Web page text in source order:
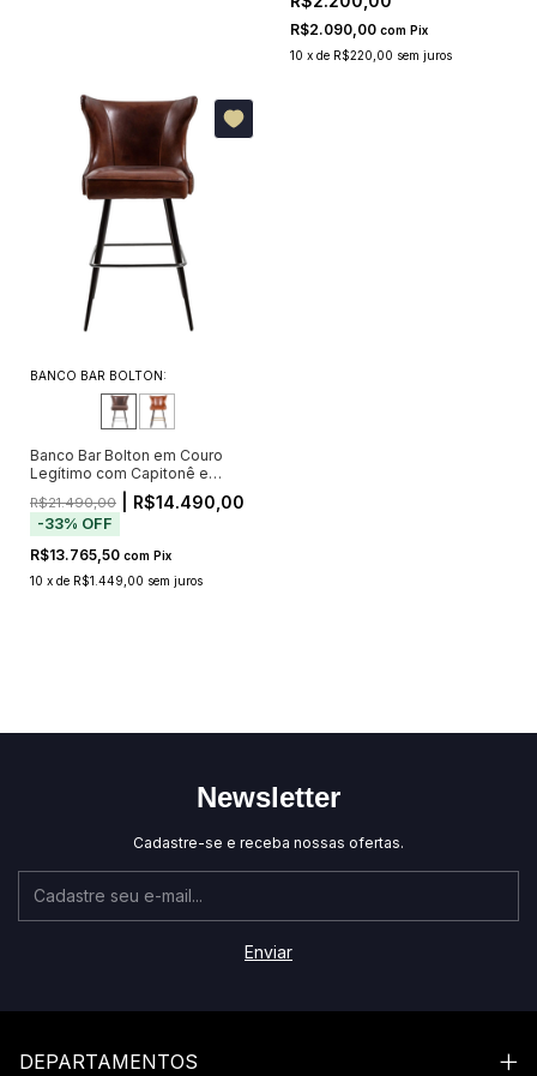
R$2.090,00 com Pix
10 x de R$220,00 sem juros
BANCO BAR BOLTON:
Banco Bar Bolton em Couro
Legítimo com Capitonê e
Tachas (Pré-Venda - Envio a
Partir de 20/11)
R$21.490,00 | R$14.490,00
-33% OFF
R$13.765,50 com Pix
10 x de R$1.449,00 sem juros
Newsletter
Cadastre-se e receba nossas ofertas.
DEPARTAMENTOS